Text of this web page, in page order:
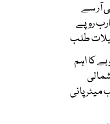
آر سے
تمباکو شعبے کے 1120 ارب روپے
طلب
کا اہم
مکعب میٹر پانی